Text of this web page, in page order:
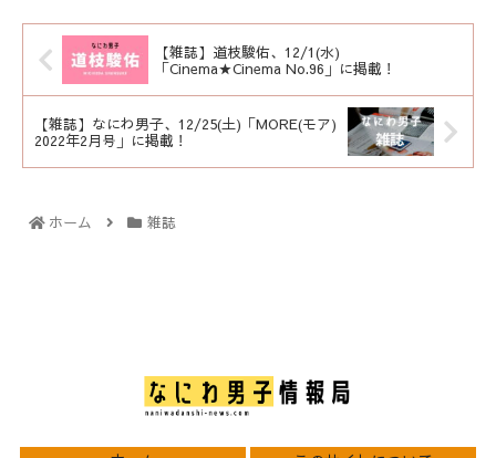
【雑誌】道枝駿佑、12/1(水)
「Cinema★Cinema No.96」に掲載！
【雑誌】なにわ男子、12/25(土)「MORE(モア)
2022年2月号」に掲載！
ホーム 雑誌